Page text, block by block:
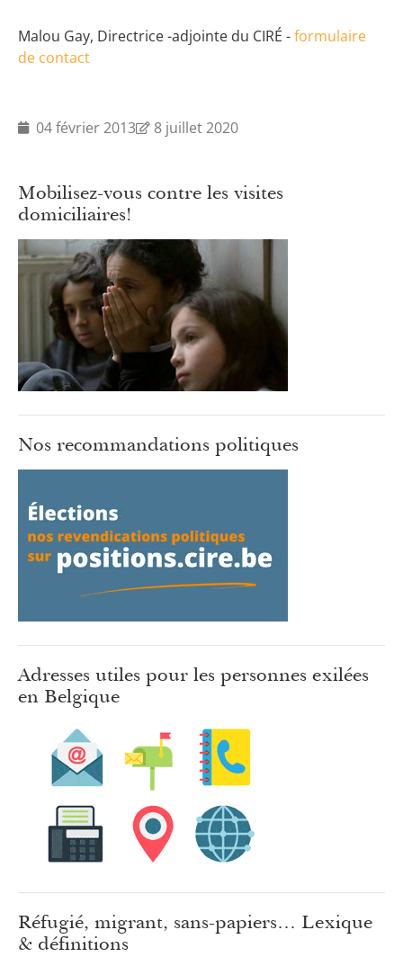
Malou Gay, Directrice -adjointe du CIRÉ -formulaire
de contact
04 février 2013 8 juillet 2020
Mobilisez-vous contre les visites
domiciliaires!
Nos recommandations politiques
Adresses utiles pour les personnes exilées
en Belgique
Réfugié, migrant, sans-papiers… Lexique
& définitions